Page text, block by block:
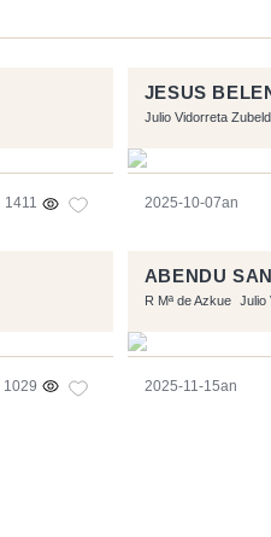
1411
JESUS
Julio Vidorreta
2025-10-07an
1029
ABENDU
R Mª de Azkue Julio
2025-11-15an